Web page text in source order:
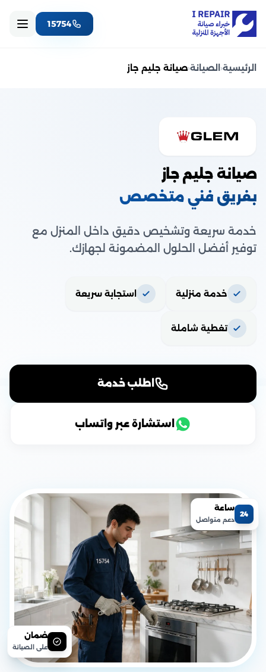
15754
الرئيسية‹ الصيانة‹صيانة جليم جاز
صيانة جليم جاز
بفريق فني متخصص
خدمة سريعة وتشخيص دقيق داخل المنزل مع
توفير أفضل الحلول المضمونة لجهازك.
خدمة منزلية استجابة سريعة
تغطية شاملة
اطلب خدمة
استشارة عبر واتساب
24
ساعة
دعم متواصل
ضمان
على الصيانة